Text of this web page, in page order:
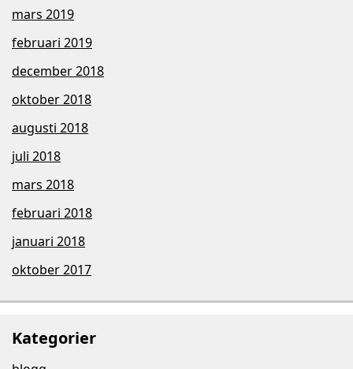
mars 2019
februari 2019
december 2018
oktober 2018
augusti 2018
juli 2018
mars 2018
februari 2018
januari 2018
oktober 2017
Kategorier